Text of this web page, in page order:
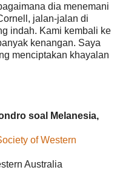
dia menemani
jalan-jalan di
indah. Kami kembali ke
kenangan. Saya
menciptakan khayalan
soal Melanesia,
of Western
Australia